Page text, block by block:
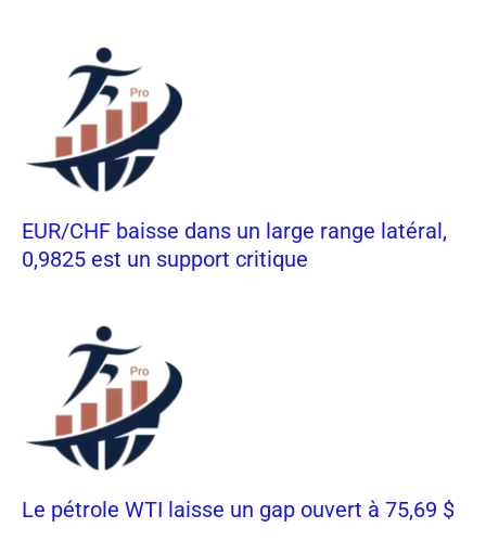
EUR/CHF baisse dans un large range latéral,
0,9825 est un support critique
Le pétrole WTI laisse un gap ouvert à 75,69 $